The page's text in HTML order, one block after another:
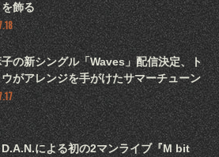
飾る
の新シングル「Waves」配信決定、ト
がアレンジを手がけたサマーチューン
による初の2マンライブ『M bit